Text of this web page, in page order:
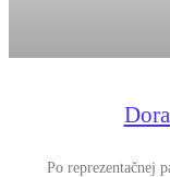
Po reprezentačnej